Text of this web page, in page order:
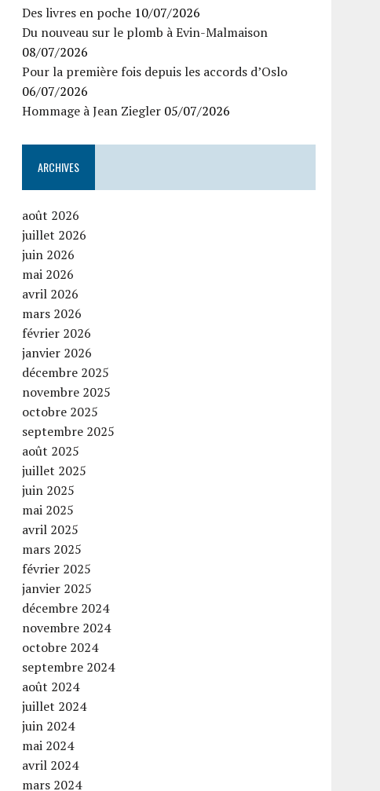
Des livres en poche 10/07/2026
Du nouveau sur le plomb à Evin-Malmaison
08/07/2026
Pour la première fois depuis les accords d’Oslo
06/07/2026
Hommage à Jean Ziegler 05/07/2026
ARCHIVES
août 2026
juillet 2026
juin 2026
mai 2026
avril 2026
mars 2026
février 2026
janvier 2026
décembre 2025
novembre 2025
octobre 2025
septembre 2025
août 2025
juillet 2025
juin 2025
mai 2025
avril 2025
mars 2025
février 2025
janvier 2025
décembre 2024
novembre 2024
octobre 2024
septembre 2024
août 2024
juillet 2024
juin 2024
mai 2024
avril 2024
mars 2024